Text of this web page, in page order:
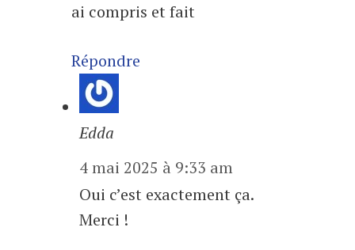
ai compris et fait
Répondre
Edda
4 mai 2025 à 9:33 am
Oui c’est exactement ça.
Merci !